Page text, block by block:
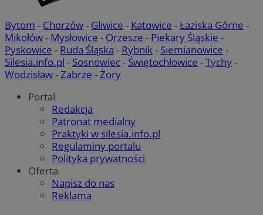
Bytom - Chorzów- Gliwice - Katowice -Łaziska Górne -
Mikołów- Mysłowice - Orzesze - Piekary Śląskie -
Pyskowice - Ruda Śląska - Rybnik- Siemianowice -
Silesia.info.pl - Sosnowiec- Świętochłowice -Tychy-
Wodzisław-Zabrze -Żory
Portal
Redakcja
Patronat medialny
Praktyki w silesia.info.pl
Regulaminy portalu
Polityka prywatności
Oferta
Napisz do nas
Reklama